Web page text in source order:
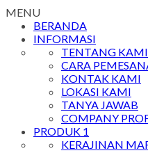
MENU
BERANDA
INFORMASI
TENTANG KAMI
CARA
KONTAK KAMI
LOKASI KAMI
TANYA JAWAB
COMPANY
PRODUK 1
KERAJINAN